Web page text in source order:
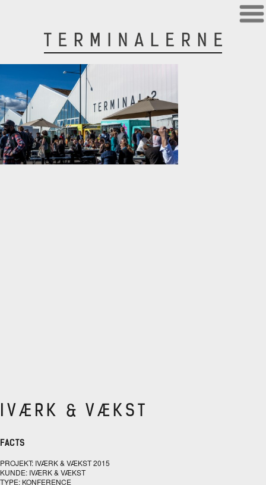
IVÆRK & VÆKST
FACTS
PROJEKT: IVÆRK & VÆKST 2015
KUNDE: IVÆRK & VÆKST
TYPE: KONFERENCE